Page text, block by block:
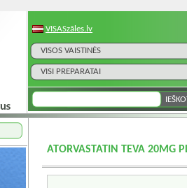
VISASzāles.lv
VISOS VAISTINĖS
VISI PREPARATAI
ATORVASTATIN TEVA 20MG